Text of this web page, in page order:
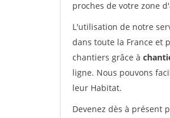
proches de votre zone
L'utilisation de notre
dans toute la France et
chantiers grâce à
ligne. Nous pouvons
leur Habitat.
Devenez dès à présent